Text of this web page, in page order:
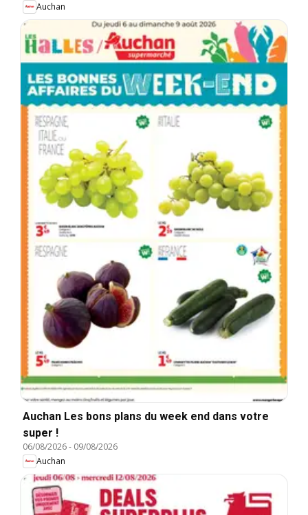
Auchan
Auchan Les bons plans du week end dans votre
super !
06/08/2026- 09/08/2026
Auchan